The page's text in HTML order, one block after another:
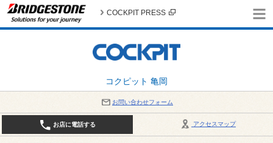
コクピット 亀岡
COCKPIT PRESS
お問い合わせフォーム
アクセスマップ
お店に電話する